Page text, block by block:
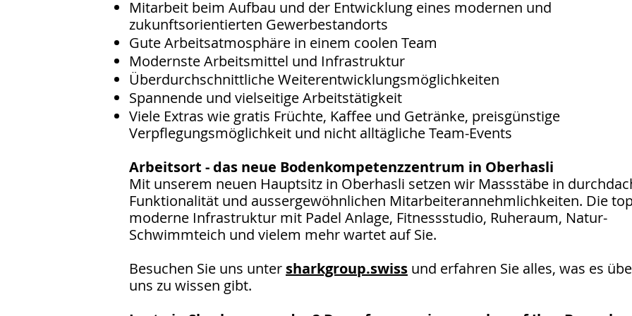
Mitarbeit beim Aufbau und der Entwicklung eines modernen und
zukunftsorientierten Gewerbestandorts
Gute Arbeitsatmosphäre in einem coolen Team
Modernste Arbeitsmittel und Infrastruktur
Überdurchschnittliche Weiterentwicklungsmöglichkeiten
Spannende und vielseitige Arbeitstätigkeit
Viele Extras wie gratis Früchte, Kaffee und Getränke, preisgünstige
Verpflegungsmöglichkeit und nicht alltägliche Team-Events
Arbeitsort - das neue Bodenkompetenzzentrum in Oberhasli
Mit unserem neuen Hauptsitz in Oberhasli setzen wir Massstäbe in
Funktionalität und aussergewöhnlichen Mitarbeiterannehmlichkeiten. Die
moderne Infrastruktur mit Padel Anlage, Fitnessstudio, Ruheraum, Natur-
Schwimmteich und vielem mehr wartet auf Sie.
Besuchen Sie uns unter sharkgroup.swiss und erfahren Sie alles, was es
uns zu wissen gibt.